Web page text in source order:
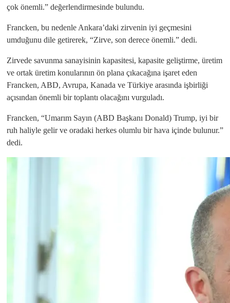
çok önemli.” değerlendirmesinde bulundu.
Francken, bu nedenle Ankara’daki zirvenin iyi geçmesini
umduğunu dile getirerek, “Zirve, son derece önemli.” dedi.
Zirvede savunma sanayisinin kapasitesi, kapasite geliştirme, üretim
ve ortak üretim konularının ön plana çıkacağına işaret eden
Francken, ABD, Avrupa, Kanada ve Türkiye arasında işbirliği
açısından önemli bir toplantı olacağını vurguladı.
Francken, “Umarım Sayın (ABD Başkanı Donald) Trump, iyi bir
ruh haliyle gelir ve oradaki herkes olumlu bir hava içinde bulunur.”
dedi.